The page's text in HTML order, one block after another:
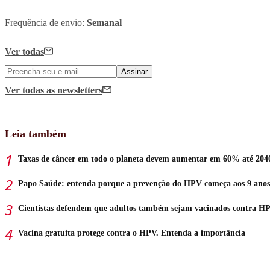
Frequência de envio: Semanal
Ver todas
Assinar
Ver todas as newsletters
Leia também
Taxas de câncer em todo o planeta devem aumentar em 60% até
Papo Saúde: entenda porque a prevenção do HPV começa aos 9 anos
Cientistas defendem que adultos também sejam vacinados contra
Vacina gratuita protege contra o HPV. Entenda a importância